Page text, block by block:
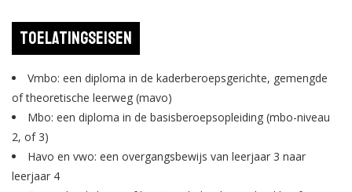
Toelatingseisen
Vmbo: een diploma in de kaderberoepsgerichte, gemengde
of theoretische leerweg (mavo)
Mbo: een diploma in de basisberoepsopleiding (mbo-niveau
2, of 3)
Havo en vwo: een overgangsbewijs van leerjaar 3 naar
leerjaar 4